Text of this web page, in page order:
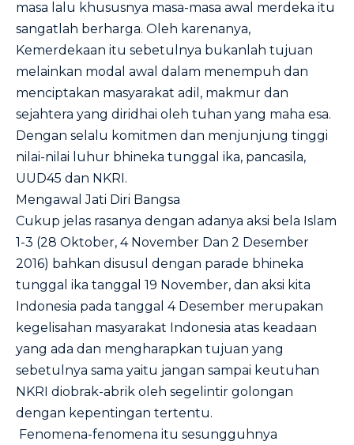
masa lalu khususnya masa-masa awal merdeka itu
sangatlah berharga. Oleh karenanya,
Kemerdekaan itu sebetulnya bukanlah tujuan
melainkan modal awal dalam menempuh dan
menciptakan masyarakat adil, makmur dan
sejahtera yang diridhai oleh tuhan yang maha esa.
Dengan selalu komitmen dan menjunjung tinggi
nilai-nilai luhur bhineka tunggal ika, pancasila,
UUD45 dan NKRI.
Mengawal Jati Diri Bangsa
Cukup jelas rasanya dengan adanya aksi bela Islam
1-3 (28 Oktober, 4 November Dan 2 Desember
2016) bahkan disusul dengan parade bhineka
tunggal ika tanggal 19 November, dan aksi kita
Indonesia pada tanggal 4 Desember merupakan
kegelisahan masyarakat Indonesia atas keadaan
yang ada dan mengharapkan tujuan yang
sebetulnya sama yaitu jangan sampai keutuhan
NKRI diobrak-abrik oleh segelintir golongan
dengan kepentingan tertentu.
Fenomena-fenomena itu sesungguhnya